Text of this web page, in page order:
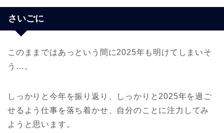
さいごに
このままではあっという間に2025年も明けてしまいそ
う…。
しっかりと今年を振り返り、しっかりと2025年を過ご
せるよう仕事を落ち着かせ、自分のことに注力してみ
ようと思います。